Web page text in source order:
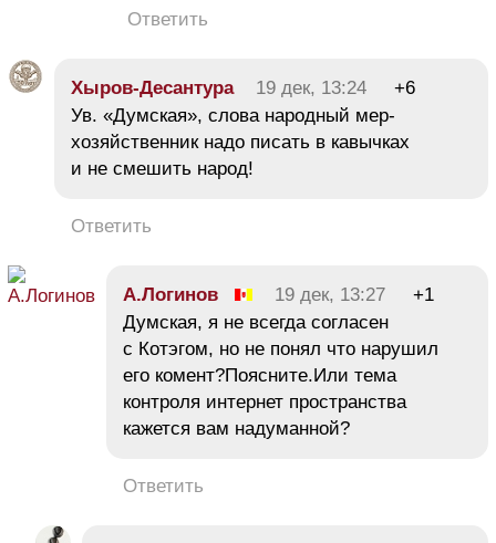
Ответить
Хыров-Десантура 19 дек, 13:24
+6
Ув. «Думская», слова народный мер-
хозяйственник надо писать в кавычках
и не смешить народ!
Ответить
А.Логинов 19 дек, 13:27
+1
Думская, я не всегда согласен
с Котэгом, но не понял что нарушил
его комент?Поясните.Или тема
контроля интернет пространства
кажется вам надуманной?
Ответить